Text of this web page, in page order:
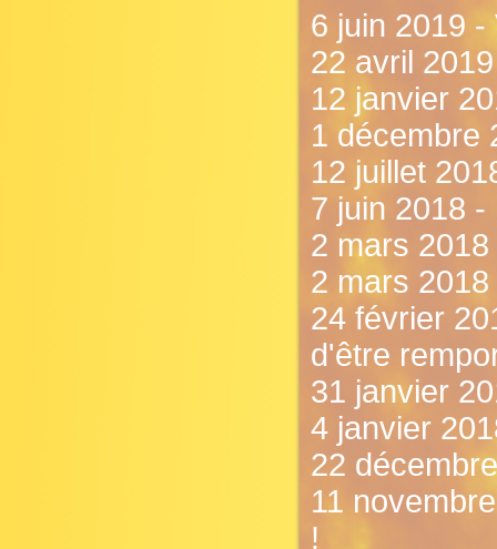
6 juin 2019 -
22 avril
12 janvier
1 décembre
12 juillet
7 juin 2018 -
2 mars
2 mars
24 février
d'être
31 janvier
4 janvier
22
11
!